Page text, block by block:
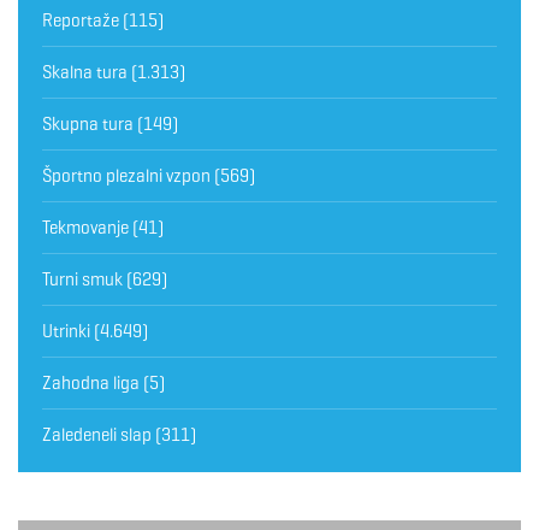
Reportaže (115)
Skalna tura (1.313)
Skupna tura (149)
Športno plezalni vzpon (569)
Tekmovanje (41)
Turni smuk (629)
Utrinki (4.649)
Zahodna liga (5)
Zaledeneli slap (311)